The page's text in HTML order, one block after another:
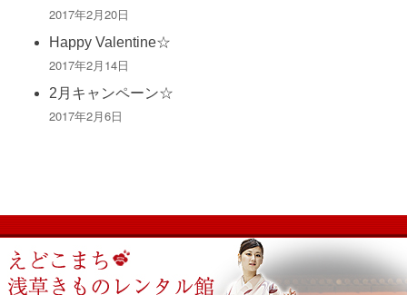
2017年2月20日
Happy Valentine☆
2017年2月14日
2月キャンペーン☆
2017年2月6日